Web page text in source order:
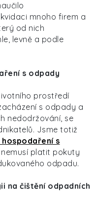
mnoho firem a
od nich
levně a podle
s odpady
prostředí
s odpady a
nedodržování, se
Jsme totiž
s
platit pokuty
odpadu.
na čištění odpadních